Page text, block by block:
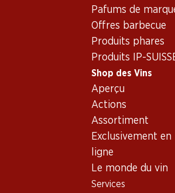
Pafums de
Offres barbecue
Produits phares
Produits IP-
Shop des Vins
Aperçu
Actions
Assortiment
Exclusivement en
ligne
Le monde du vin
Services
Recto Verso
Wilchinger
Schaffhausen
Schaffhouse